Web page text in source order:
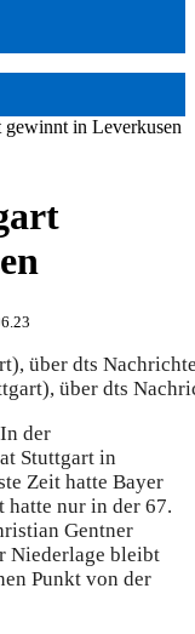
gewinnt in Leverkusen
über dts
der
Stuttgart in
Zeit hatte Bayer
hatte nur in der 67.
Gentner
Niederlage bleibt
Punkt von der